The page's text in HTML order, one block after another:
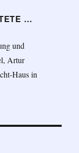
…
und
Artur
Haus in